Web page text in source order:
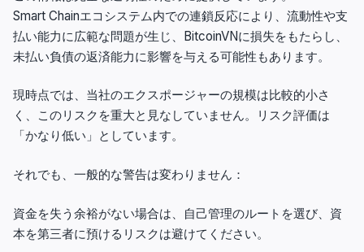
Smart Chainエコシステム内での連鎖反応により、流動性や支
払い能力に広範な問題が生じ、BitcoinVNに損失をもたらし、
未払い負債の返済能力に影響を与える可能性もあります。
現時点では、当社のエクスポージャーの規模は比較的小さ
く、このリスクを重大と見なしていません。リスク評価は
「かなり低い」としています。
それでも、一般的な警告は変わりません：
資金を失う余裕がない場合は、自己管理のルートを選び、資
本を第三者に預けるリスクは避けてください。